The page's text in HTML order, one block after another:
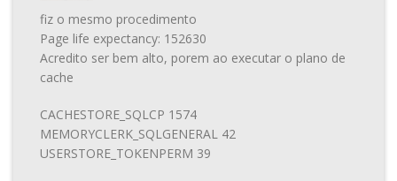
fiz o mesmo procedimento
Page life expectancy: 152630
Acredito ser bem alto, porem ao executar o plano de
cache
CACHESTORE_SQLCP 1574
MEMORYCLERK_SQLGENERAL 42
USERSTORE_TOKENPERM 39